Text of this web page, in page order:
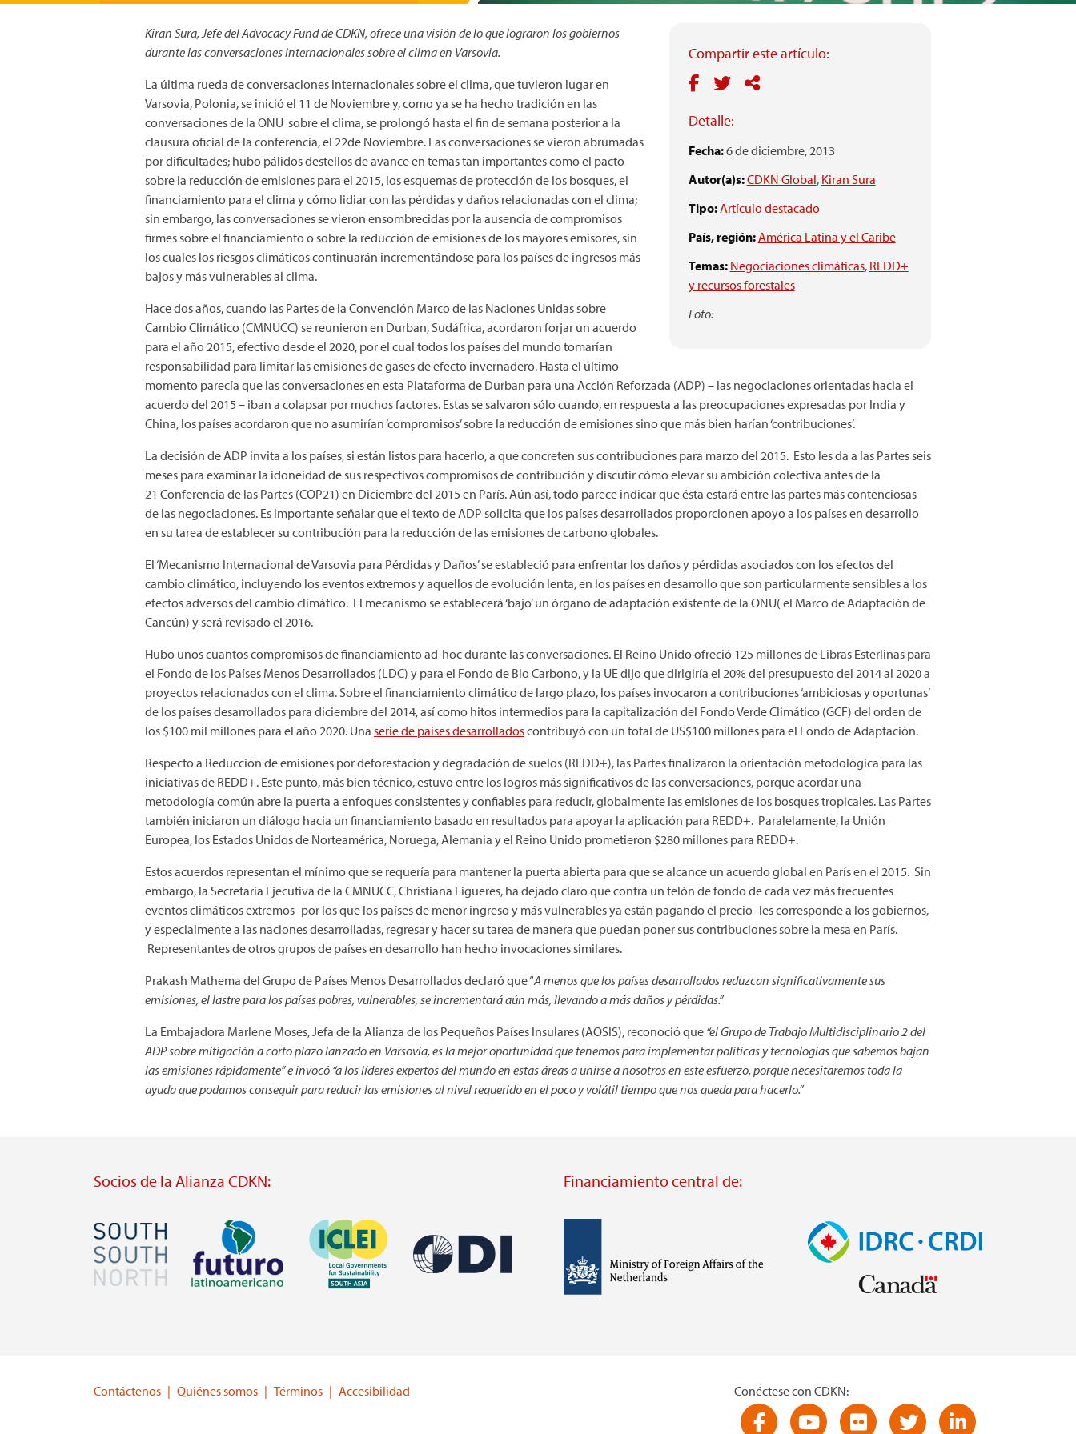
Compartir este artículo:
Detalle:
Fecha:6 de diciembre, 2013
Autor(a)s:CDKN Global, Kiran Sura
Tipo:Artículo destacado
País, región:América Latina y el Caribe
Temas: Negociaciones climáticas, REDD+
y recursos forestales
Foto:
Kiran Sura, Jefe del Advocacy Fund de CDKN, ofrece una visión de lo que lograron los gobiernos
durante las conversaciones internacionales sobre el clima en Varsovia.
La última rueda de conversaciones internacionales sobre el clima, que tuvieron lugar en
Varsovia, Polonia, se inició el 11 de Noviembre y, como ya se ha hecho tradición en las
conversaciones de la ONU sobre el clima, se prolongó hasta el fin de semana posterior a la
clausura oficial de la conferencia, el 22de Noviembre. Las conversaciones se vieron abrumadas
por dificultades; hubo pálidos destellos de avance en temas tan importantes como el pacto
sobre la reducción de emisiones para el 2015, los esquemas de protección de los bosques, el
financiamiento para el clima y cómo lidiar con las pérdidas y daños relacionadas con el clima;
sin embargo, las conversaciones se vieron ensombrecidas por la ausencia de compromisos
firmes sobre el financiamiento o sobre la reducción de emisiones de los mayores emisores, sin
los cuales los riesgos climáticos continuarán incrementándose para los países de ingresos más
bajos y más vulnerables al clima.
Hace dos años, cuando las Partes de la Convención Marco de las Naciones Unidas sobre
Cambio Climático (CMNUCC) se reunieron en Durban, Sudáfrica, acordaron forjar un acuerdo
para el año 2015, efectivo desde el 2020, por el cual todos los países del mundo tomarían
responsabilidad para limitar las emisiones de gases de efecto invernadero. Hasta el último
momento parecía que las conversaciones en esta Plataforma de Durban para una Acción Reforzada (ADP) – las negociaciones orientadas hacia el
acuerdo del 2015 – iban a colapsar por muchos factores. Estas se salvaron sólo cuando, en respuesta a las preocupaciones expresadas por India y
China, los países acordaron que no asumirían ‘compromisos’ sobre la reducción de emisiones sino que más bien harían ‘contribuciones’.
La decisión de ADP invita a los países, si están listos para hacerlo, a que concreten sus contribuciones para marzo del 2015. Esto les da a las Partes seis
meses para examinar la idoneidad de sus respectivos compromisos de contribución y discutir cómo elevar su ambición colectiva antes de la
21 Conferencia de las Partes (COP21) en Diciembre del 2015 en París. Aún así, todo parece indicar que ésta estará entre las partes más contenciosas
de las negociaciones. Es importante señalar que el texto de ADP solicita que los países desarrollados proporcionen apoyo a los países en desarrollo
en su tarea de establecer su contribución para la reducción de las emisiones de carbono globales.
El ‘Mecanismo Internacional de Varsovia para Pérdidas y Daños’ se estableció para enfrentar los daños y pérdidas asociados con los efectos del
cambio climático, incluyendo los eventos extremos y aquellos de evolución lenta, en los países en desarrollo que son particularmente sensibles a los
efectos adversos del cambio climático. El mecanismo se establecerá ‘bajo’ un órgano de adaptación existente de la ONU( el Marco de Adaptación de
Cancún) y será revisado el 2016.
Hubo unos cuantos compromisos de financiamiento ad-hoc durante las conversaciones. El Reino Unido ofreció 125 millones de Libras Esterlinas para
el Fondo de los Países Menos Desarrollados (LDC) y para el Fondo de Bio Carbono, y la UE dijo que dirigiría el 20% del presupuesto del 2014 al 2020 a
proyectos relacionados con el clima. Sobre el financiamiento climático de largo plazo, los países invocaron a contribuciones ‘ambiciosas y oportunas’
de los países desarrollados para diciembre del 2014, así como hitos intermedios para la capitalización del Fondo Verde Climático (GCF) del orden de
los $100 mil millones para el año 2020. Una serie de países desarrolladoscontribuyó con un total de US$100 millones para el Fondo de Adaptación.
Respecto a Reducción de emisiones por deforestación y degradación de suelos (REDD+), las Partes finalizaron la orientación metodológica para las
iniciativas de REDD+. Este punto, más bien técnico, estuvo entre los logros más significativos de las conversaciones, porque acordar una
metodología común abre la puerta a enfoques consistentes y confiables para reducir, globalmente las emisiones de los bosques tropicales. Las Partes
también iniciaron un diálogo hacia un financiamiento basado en resultados para apoyar la aplicación para REDD+. Paralelamente, la Unión
Europea, los Estados Unidos de Norteamérica, Noruega, Alemania y el Reino Unido prometieron $280 millones para REDD+.
Estos acuerdos representan el mínimo que se requería para mantener la puerta abierta para que se alcance un acuerdo global en París en el 2015. Sin
embargo, la Secretaria Ejecutiva de la CMNUCC, Christiana Figueres, ha dejado claro que contra un telón de fondo de cada vez más frecuentes
eventos climáticos extremos -por los que los países de menor ingreso y más vulnerables ya están pagando el precio- les corresponde a los gobiernos,
y especialmente a las naciones desarrolladas, regresar y hacer su tarea de manera que puedan poner sus contribuciones sobre la mesa en París.
Representantes de otros grupos de países en desarrollo han hecho invocaciones similares.
Prakash Mathema del Grupo de Países Menos Desarrollados declaró que “A menos que los países desarrollados reduzcan significativamente sus
emisiones, el lastre para los países pobres, vulnerables, se incrementará aún más, llevando a más daños y pérdidas.”
La Embajadora Marlene Moses, Jefa de la Alianza de los Pequeños Países Insulares (AOSIS), reconoció que “el Grupo de Trabajo Multidisciplinario 2 del
ADP sobre mitigación a corto plazo lanzado en Varsovia, es la mejor oportunidad que tenemos para implementar políticas y tecnologías que sabemos bajan
las emisiones rápidamente” e invocó “a los líderes expertos del mundo en estas áreas a unirse a nosotros en este esfuerzo, porque necesitaremos toda la
ayuda que podamos conseguir para reducir las emisiones al nivel requerido en el poco y volátil tiempo que nos queda para hacerlo.”
Socios de la Alianza CDKN:
Imagen Imagen
https://www.ffla.net/
Imagen
https://iclei.org/
Imagen
Financiamiento central de:
https://www.government.nl/ministries/ministry-
Imagen
https://www.idrc.ca/
Contáctenos Quiénes somos Términos Accesibilidad Conéctese con CDKN:
Visit Visit Visit Visit Visit